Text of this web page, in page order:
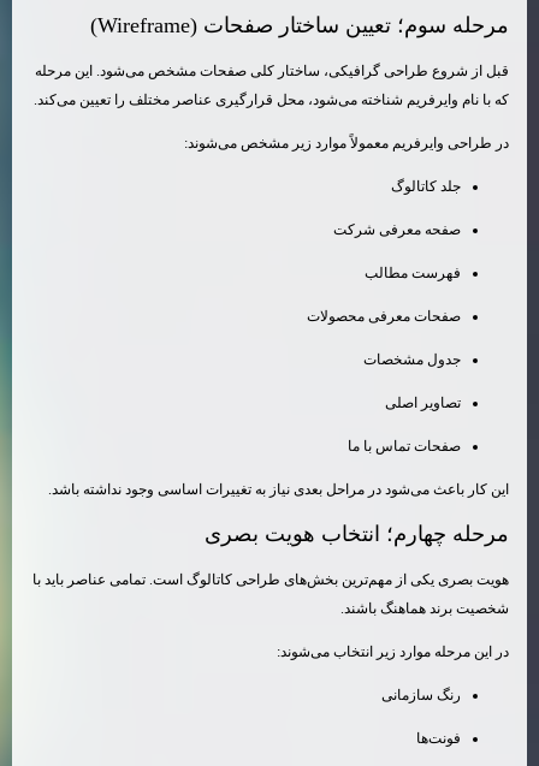
مرحله سوم؛ تعیین ساختار صفحات (Wireframe)
قبل از شروع طراحی گرافیکی، ساختار کلی صفحات مشخص می‌شود. این مرحله
که با نام وایرفریم شناخته می‌شود، محل قرارگیری عناصر مختلف را تعیین می‌کند.
در طراحی وایرفریم معمولاً موارد زیر مشخص می‌شوند:
جلد کاتالوگ
صفحه معرفی شرکت
فهرست مطالب
صفحات معرفی محصولات
جدول مشخصات
تصاویر اصلی
صفحات تماس با ما
این کار باعث می‌شود در مراحل بعدی نیاز به تغییرات اساسی وجود نداشته باشد.
مرحله چهارم؛ انتخاب هویت بصری
هویت بصری یکی از مهم‌ترین بخش‌های طراحی کاتالوگ است. تمامی عناصر باید با
شخصیت برند هماهنگ باشند.
در این مرحله موارد زیر انتخاب می‌شوند:
رنگ سازمانی
فونت‌ها